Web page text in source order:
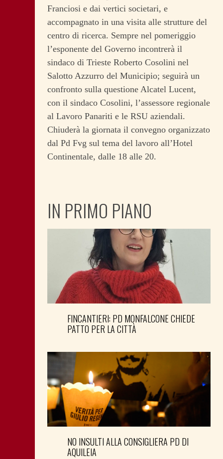
Franciosi e dai vertici societari, e
accompagnato in una visita alle strutture del
centro di ricerca. Sempre nel pomeriggio
l’esponente del Governo incontrerà il
sindaco di Trieste Roberto Cosolini nel
Salotto Azzurro del Municipio; seguirà un
confronto sulla questione Alcatel Lucent,
con il sindaco Cosolini, l’assessore regionale
al Lavoro Panariti e le RSU aziendali.
Chiuderà la giornata il convegno organizzato
dal Pd Fvg sul tema del lavoro all’Hotel
Continentale, dalle 18 alle 20.
IN PRIMO PIANO
FINCANTIERI: PD MONFALCONE CHIEDE
PATTO PER LA CITTÀ
NO INSULTI ALLA CONSIGLIERA PD DI
AQUILEIA